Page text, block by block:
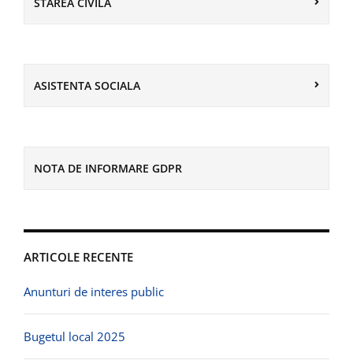
ASISTENTA SOCIALA
NOTA DE INFORMARE GDPR
ARTICOLE RECENTE
Anunturi de interes public
Bugetul local 2025